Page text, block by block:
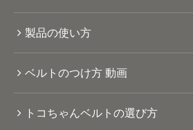
製品の使い方
ベルトのつけ方 動画
トコちゃんベルトの選び方